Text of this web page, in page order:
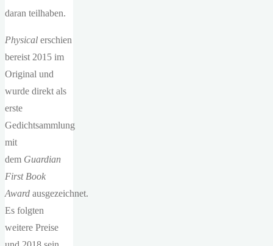
daran teilhaben.
Physical erschien
bereist 2015 im
Original und
wurde direkt als
erste
Gedichtsammlung
mit
dem Guardian
First Book
Award ausgezeichnet.
Es folgten
weitere Preise